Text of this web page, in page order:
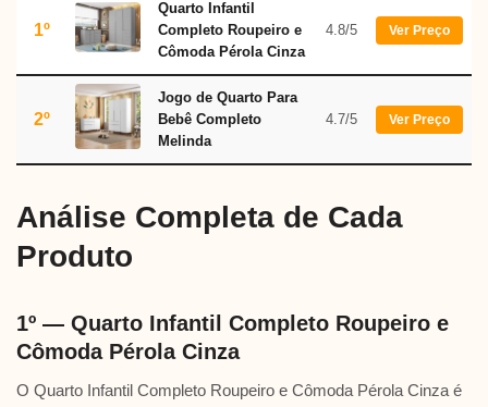
1º
Quarto Infantil
Completo Roupeiro e
Cômoda Pérola Cinza
4.8/5 Ver Preço
2º
Jogo de Quarto Para
Bebê Completo
Melinda
4.7/5 Ver Preço
Análise Completa de Cada
Produto
1º — Quarto Infantil Completo Roupeiro e
Cômoda Pérola Cinza
O Quarto Infantil Completo Roupeiro e Cômoda Pérola Cinza é